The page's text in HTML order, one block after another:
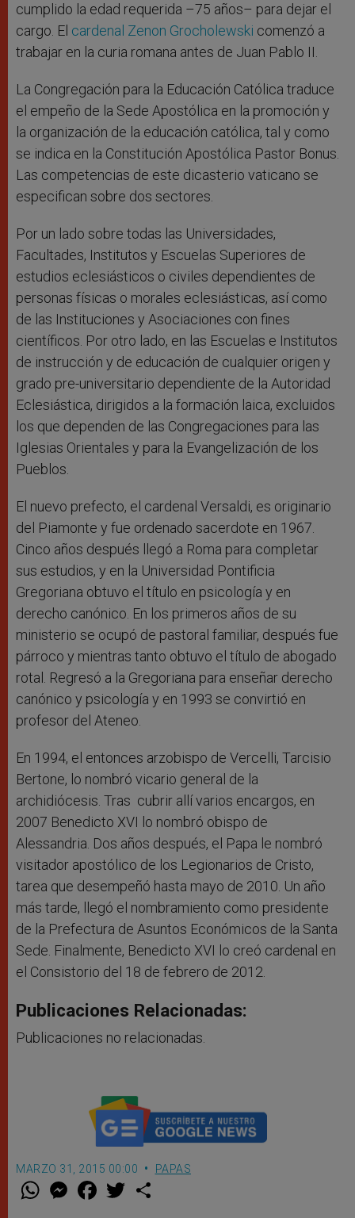
cumplido la edad requerida –75 años– para dejar el
cargo. El cardenal Zenon Grocholewski comenzó a
trabajar en la curia romana antes de Juan Pablo II.
La Congregación para la Educación Católica traduce
el empeño de la Sede Apostólica en la promoción y
la organización de la educación católica, tal y como
se indica en la Constitución Apostólica Pastor Bonus.
Las competencias de este dicasterio vaticano se
especifican sobre dos sectores.
Por un lado sobre todas las Universidades,
Facultades, Institutos y Escuelas Superiores de
estudios eclesiásticos o civiles dependientes de
personas físicas o morales eclesiásticas, así como
de las Instituciones y Asociaciones con fines
científicos. Por otro lado, en las Escuelas e Institutos
de instrucción y de educación de cualquier origen y
grado pre-universitario dependiente de la Autoridad
Eclesiástica, dirigidos a la formación laica, excluidos
los que dependen de las Congregaciones para las
Iglesias Orientales y para la Evangelización de los
Pueblos.
El nuevo prefecto, el cardenal Versaldi, es originario
del Piamonte y fue ordenado sacerdote en 1967.
Cinco años después llegó a Roma para completar
sus estudios, y en la Universidad Pontificia
Gregoriana obtuvo el título en psicología y en
derecho canónico. En los primeros años de su
ministerio se ocupó de pastoral familiar, después fue
párroco y mientras tanto obtuvo el título de abogado
rotal. Regresó a la Gregoriana para enseñar derecho
canónico y psicología y en 1993 se convirtió en
profesor del Ateneo.
En 1994, el entonces arzobispo de Vercelli, Tarcisio
Bertone, lo nombró vicario general de la
archidiócesis. Tras cubrir allí varios encargos, en
2007 Benedicto XVI lo nombró obispo de
Alessandria. Dos años después, el Papa le nombró
visitador apostólico de los Legionarios de Cristo,
tarea que desempeñó hasta mayo de 2010. Un año
más tarde, llegó el nombramiento como presidente
de la Prefectura de Asuntos Económicos de la Santa
Sede. Finalmente, Benedicto XVI lo creó cardenal en
el Consistorio del 18 de febrero de 2012.
Publicaciones Relacionadas:
Publicaciones no relacionadas.
MARZO 31, 2015 00:00 PAPAS
W M
e
F
a w